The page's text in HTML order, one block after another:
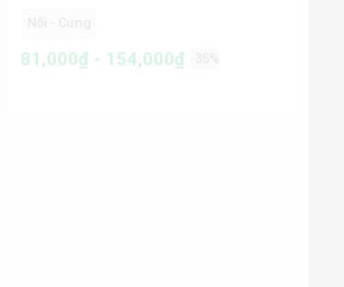
Tiếp điện 2 đầu Nối góc âm
Nổi - Cứng
81,000₫ - 154,000₫ -35%